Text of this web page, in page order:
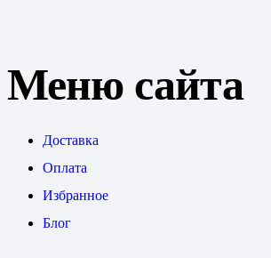
Меню сайта
Доставка
Оплата
Избранное
Блог